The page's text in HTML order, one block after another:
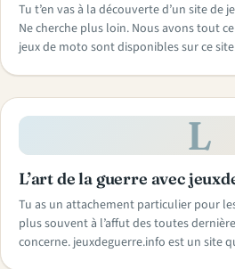
Tu t’en vas à la découverte d’un site de
Ne cherche plus loin. Nous avons tout
jeux de moto sont disponibles sur ce
L
L’art de la guerre avec
Tu as un attachement particulier pour
plus souvent à l’affut des toutes
concerne. jeuxdeguerre.info est un site